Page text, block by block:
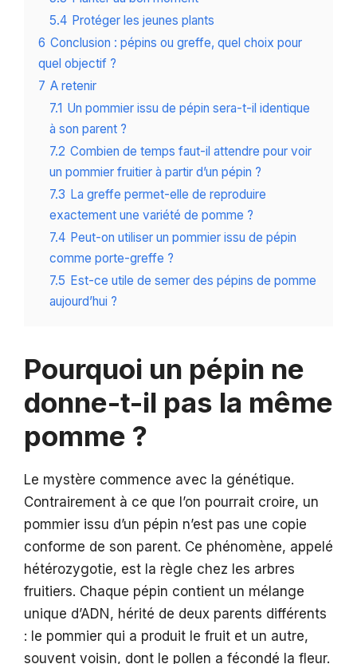
5.4 Protéger les jeunes plants
6 Conclusion : pépins ou greffe, quel choix pour
quel objectif ?
7 A retenir
7.1 Un pommier issu de pépin sera-t-il identique
à son parent ?
7.2 Combien de temps faut-il attendre pour voir
un pommier fruitier à partir d’un pépin ?
7.3 La greffe permet-elle de reproduire
exactement une variété de pomme ?
7.4 Peut-on utiliser un pommier issu de pépin
comme porte-greffe ?
7.5 Est-ce utile de semer des pépins de pomme
aujourd’hui ?
Pourquoi un pépin ne
donne-t-il pas la même
pomme ?
Le mystère commence avec la génétique.
Contrairement à ce que l’on pourrait croire, un
pommier issu d’un pépin n’est pas une copie
conforme de son parent. Ce phénomène, appelé
hétérozygotie, est la règle chez les arbres
fruitiers. Chaque pépin contient un mélange
unique d’ADN, hérité de deux parents différents
: le pommier qui a produit le fruit et un autre,
souvent voisin, dont le pollen a fécondé la fleur.